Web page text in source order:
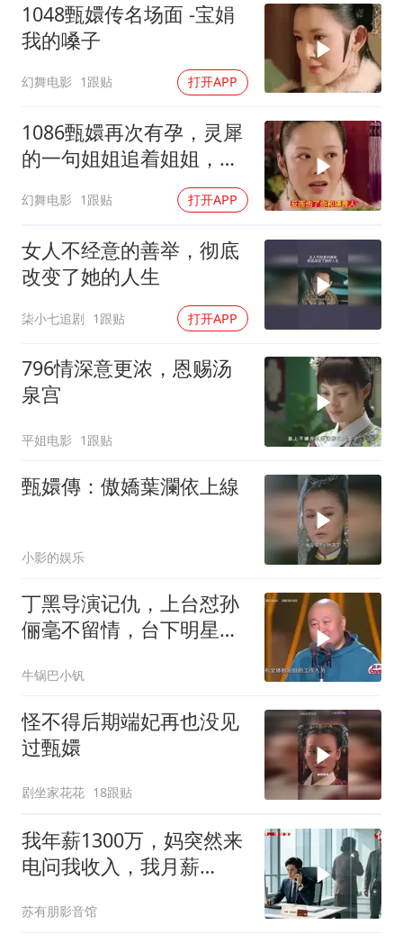
1048甄嬛传名场面 -宝娟
我的嗓子
幻舞电影 1跟贴 打开APP
1086甄嬛再次有孕，灵犀
的一句姐姐追着姐姐，让
甄嬛明白安陵容说的皇后
鲨了皇后
幻舞电影 1跟贴 打开APP
女人不经意的善举，彻底
改变了她的人生
柒小七追剧 1跟贴 打开APP
796情深意更浓，恩赐汤
泉宫
平姐电影 1跟贴
甄嬛傳：傲嬌葉瀾依上線
小影的娱乐
丁黑导演记仇，上台怼孙
俪毫不留情，台下明星大
牛锅巴小钒
怪不得后期端妃再也没见
过甄嬛
剧坐家花花 18跟贴
我年薪1300万，妈突然来
电问我收入，我月薪
苏有朋影音馆